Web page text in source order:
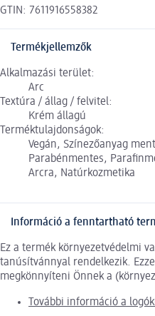
GTIN: 7611916558382
Termékjellemzők
Alkalmazási terület:
Arc
Textúra / állag / felvitel:
Krém állagú
Terméktulajdonságok:
Vegán, Színezőanyag
Parabénmentes,
Arcra, Natúrkozmetika
Információ a fenntartható
Ez a termék környezetvédelmi
tanúsítvánnyal rendelkezik.
megkönnyíteni Önnek a
További információ a